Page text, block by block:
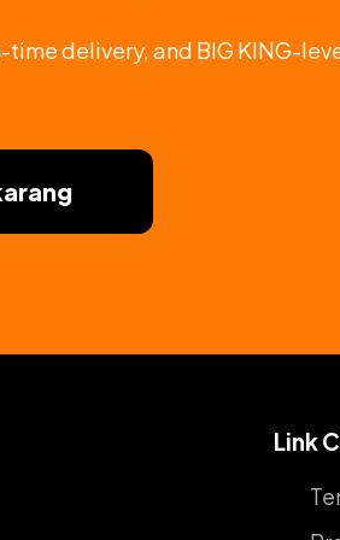
delivery, and BIG KING-
Link